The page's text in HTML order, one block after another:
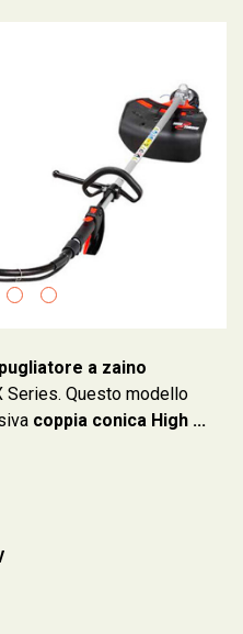
a zaino
Series. Questo modello
coppia conica High ...